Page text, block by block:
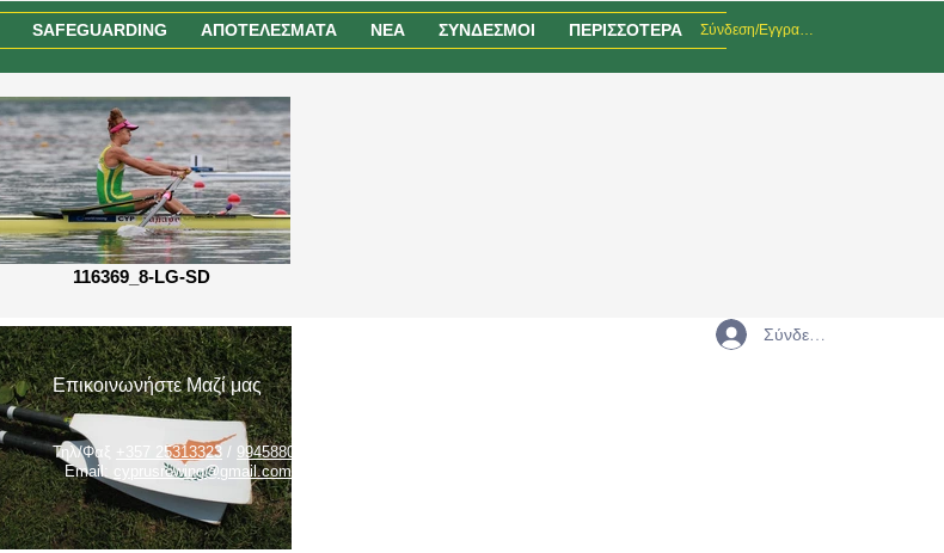
SAFEGUARDING ΑΠΟΤΕΛΕΣΜΑΤΑ NEA ΣΥΝΔΕΣΜΟΙ ΠΕΡΙΣΣΟΤΕΡΑ Σύνδεση/Εγγραφή
116369_8-LG-SD
Σύνδεση
Επικοινωνήστε Μαζί μας
Τηλ/Φαξ +357 25313323 / 99458804
Email:
cyprusrowing@gmail.com